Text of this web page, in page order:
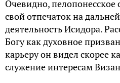
Очевидно,
свой отпечаток на
деятельность Исидора.
Богу как духовное
карьеру он видел скорее
служение интересам